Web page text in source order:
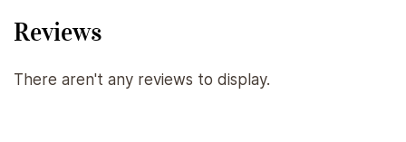
Reviews
There aren't any reviews to display.